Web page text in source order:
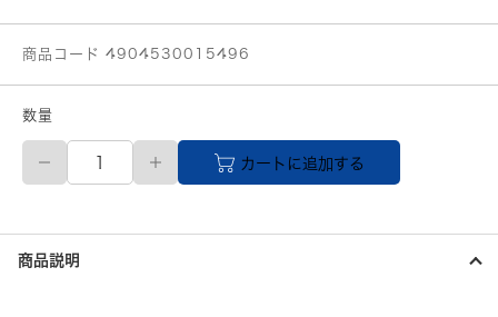
商品コード 4904530015496
数量
【直
品】
ル
カ
リ
カートに追加する
商品説明